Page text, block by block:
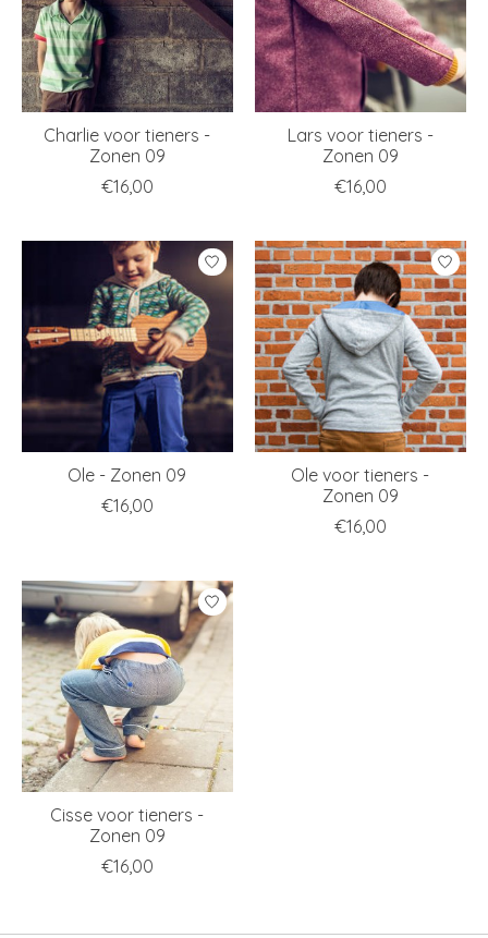
Charlie voor tieners -
Zonen 09
€16,00
Lars voor tieners -
Zonen 09
€16,00
Ole - Zonen 09
€16,00
Ole voor tieners -
Zonen 09
€16,00
Cisse voor tieners -
Zonen 09
€16,00